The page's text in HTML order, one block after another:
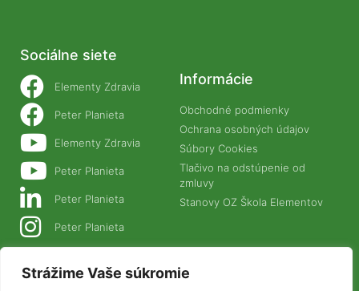
Strážime Vaše súkromie
Sociálne siete
Elementy Zdravia
Peter Planieta
Elementy Zdravia
Peter Planieta
Peter Planieta
Peter Planieta
Informácie
Obchodné podmienky
Ochrana osobných údajov
Súbory Cookies
Tlačivo na odstúpenie od
zmluvy
Stanovy OZ Škola Elementov
Naše projekty